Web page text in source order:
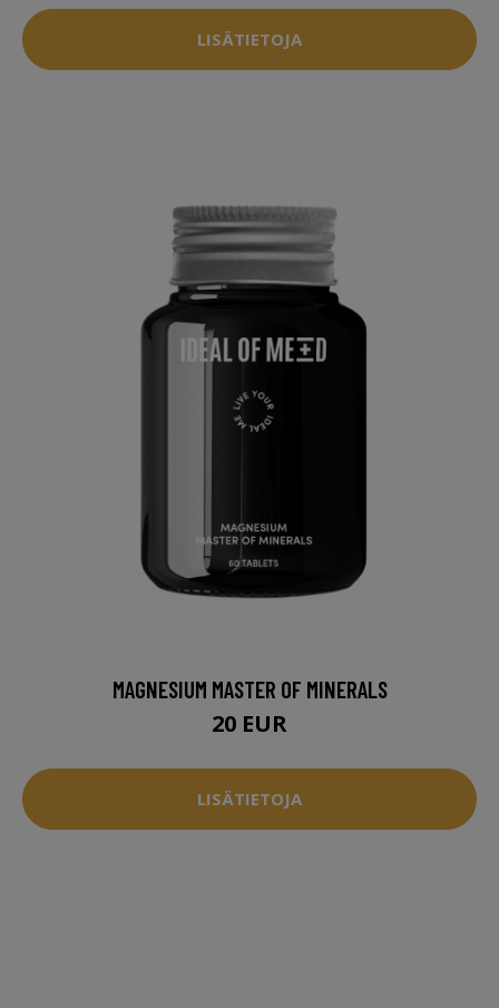
LISÄTIETOJA
MAGNESIUM MASTER OF MINERALS
20 EUR
LISÄTIETOJA